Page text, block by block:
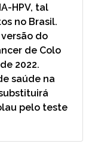
HPV, tal
no Brasil.
do
de Colo
2022.
saúde na
pelo teste